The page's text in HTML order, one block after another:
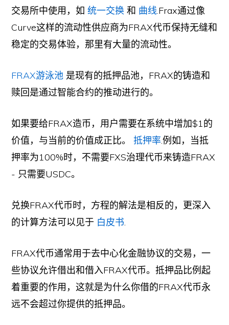
交易所中使用，如统一交换 和 曲线.Frax通过像
Curve这样的流动性供应商为FRAX代币保持无缝和
稳定的交易体验，那里有大量的流动性。
FRAX游泳池 是现有的抵押品池，FRAX的铸造和
赎回是通过智能合约的推动进行的。
如果要给FRAX造币，用户需要在系统中增加$1的
价值，与当前的价值成正比。抵押率.例如，当抵
押率为100%时，不需要FXS治理代币来铸造FRAX
- 只需要USDC。
兑换FRAX代币时，方程的解法是相反的，更深入
的计算方法可以见于 白皮书.
FRAX代币通常用于去中心化金融协议的交易，一
些协议允许借出和借入FRAX代币。抵押品比例起
着重要的作用，这就是为什么你借的FRAX代币永
远不会超过你提供的抵押品。